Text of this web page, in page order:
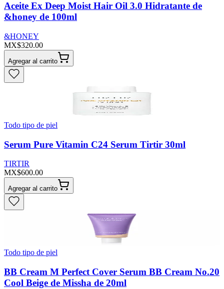
Aceite Ex Deep Moist Hair Oil 3.0 Hidratante de
&honey de 100ml
&HONEY
MX$320.00
Agregar al carrito
Todo tipo de piel
Serum Pure Vitamin C24 Serum Tirtir 30ml
TIRTIR
MX$600.00
Agregar al carrito
Todo tipo de piel
BB Cream M Perfect Cover Serum BB Cream No.20
Cool Beige de Missha de 20ml